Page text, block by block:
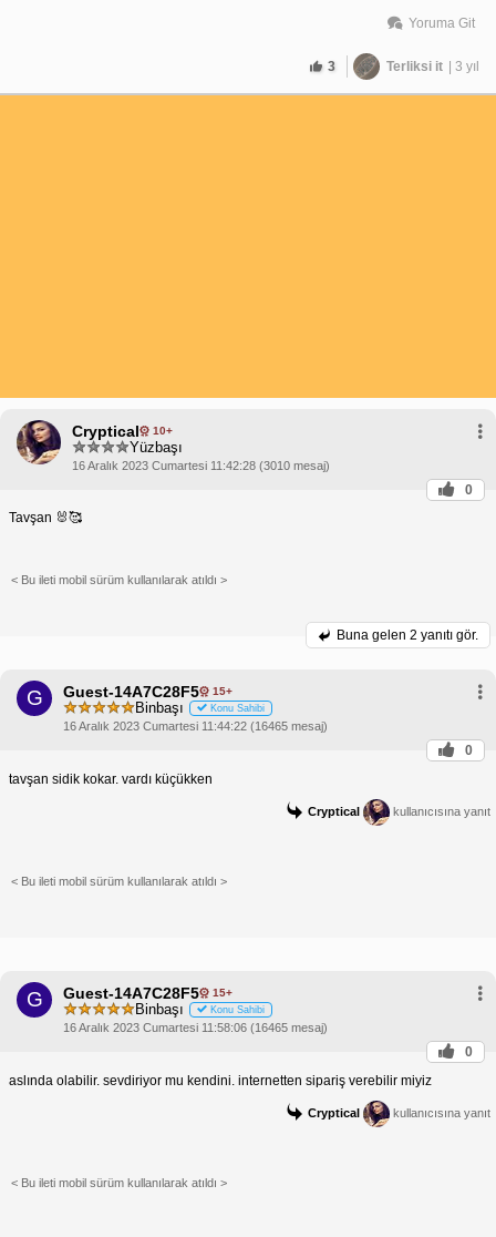
Yoruma Git
3 Terliksi it | 3 yıl
Cryptical 10+
Yüzbaşı
16 Aralık 2023 Cumartesi 11:42:28 (3010 mesaj)
0
Tavşan 🐰🥰
< Bu ileti mobil sürüm kullanılarak atıldı >
Buna gelen 2 yanıtı gör.
G Guest-14A7C28F5 15+
Binbaşı Konu Sahibi
16 Aralık 2023 Cumartesi 11:44:22 (16465 mesaj)
0
tavşan sidik kokar. vardı küçükken
Cryptical kullanıcısına yanıt
< Bu ileti mobil sürüm kullanılarak atıldı >
G Guest-14A7C28F5 15+
Binbaşı Konu Sahibi
16 Aralık 2023 Cumartesi 11:58:06 (16465 mesaj)
0
aslında olabilir. sevdiriyor mu kendini. internetten sipariş verebilir miyiz
Cryptical kullanıcısına yanıt
< Bu ileti mobil sürüm kullanılarak atıldı >